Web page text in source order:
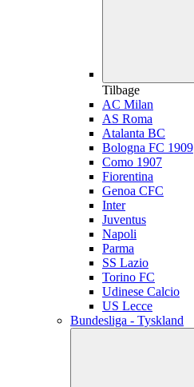
Tilbage
AC Milan
AS Roma
Atalanta BC
Bologna FC 1909
Como 1907
Fiorentina
Genoa CFC
Inter
Juventus
Napoli
Parma
SS Lazio
Torino FC
Udinese Calcio
US Lecce
Bundesliga - Tyskland